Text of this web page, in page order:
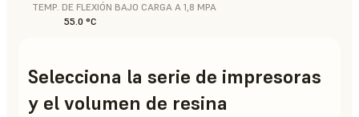
TEMP. DE FLEXIÓN BAJO CARGA A 1,8 MPA
55.0 °C
Selecciona la serie de impresoras
y el volumen de resina